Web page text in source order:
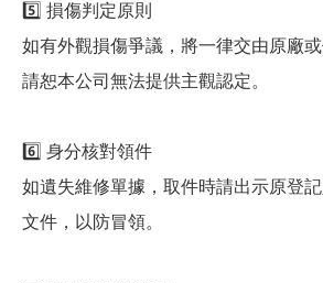
5️⃣ 損傷判定原則
如有外觀損傷爭議，將一律交由原廠或
請恕本公司無法提供主觀認定。
6️⃣ 身分核對領件
如遺失維修單據，取件時請出示原登
文件，以防冒領。